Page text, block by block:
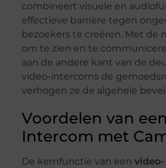
combineert visuele en
effectieve barrière tegen
bezoekers te creëren. Met de
om te zien en te
aan de andere kant van de
video-intercoms de
verhogen ze de algehele
Voordelen van een
Intercom met
De kernfunctie van een video-